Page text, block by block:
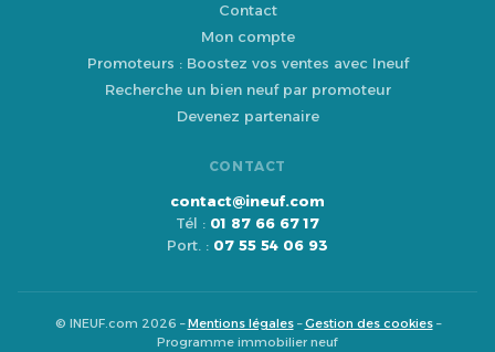
Contact
Mon compte
Promoteurs : Boostez vos ventes avec Ineuf
Recherche un bien neuf par promoteur
Devenez partenaire
CONTACT
contact@ineuf.com
Tél : 01 87 66 67 17
Port. : 07 55 54 06 93
© INEUF.com 2026 –Mentions légales–Gestion des cookies–
Programme immobilier neuf